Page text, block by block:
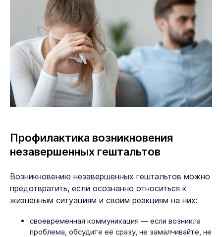
Профилактика возникновения
незавершенных гештальтов
Возникновению незавершенных гештальтов можно
предотвратить, если осознанно относиться к
жизненным ситуациям и своим реакциям на них:
своевременная коммуникация — если возникла
проблема, обсудите её сразу, не замалчивайте, не